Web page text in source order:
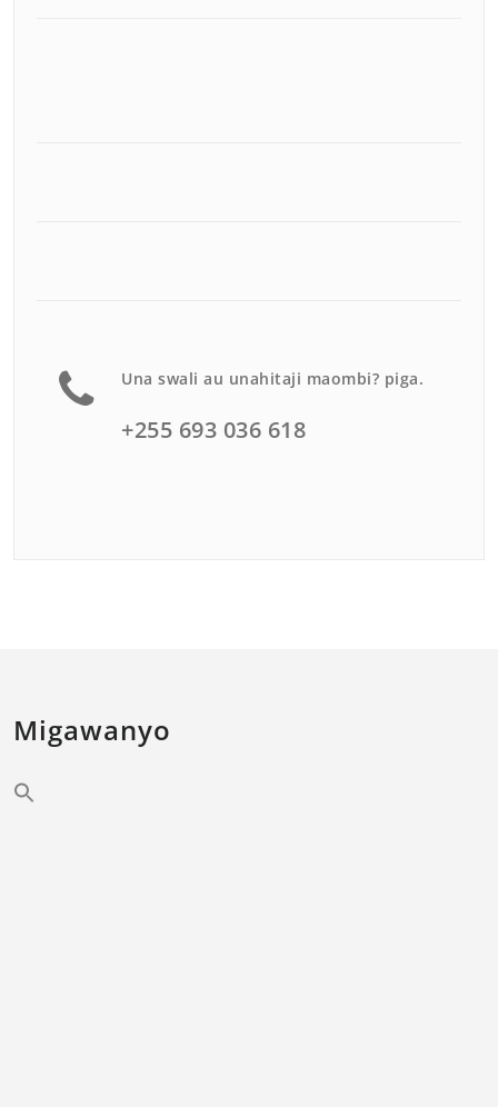
Una swali au unahitaji maombi? piga.
+255 693 036 618
Migawanyo